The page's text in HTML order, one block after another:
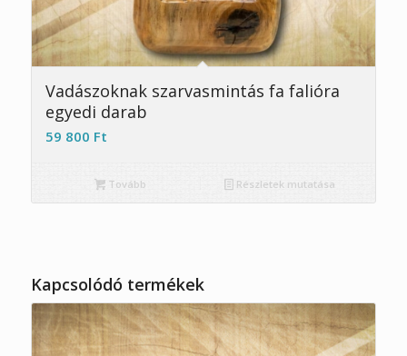
Vadászoknak szarvasmintás fa falióra
egyedi darab
59 800 Ft
Tovább Részletek mutatása
Kapcsolódó termékek